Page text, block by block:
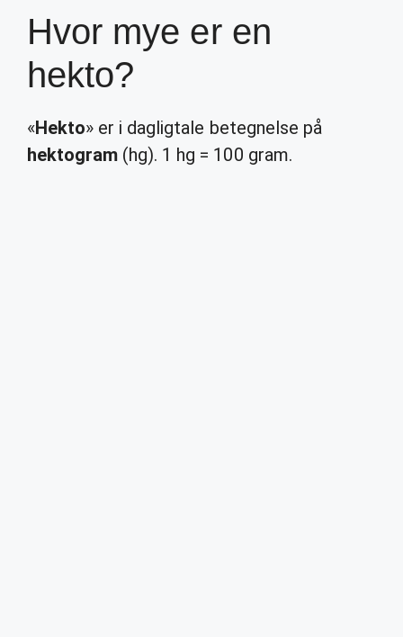
Hvor mye er en
hekto?
«Hekto» er i dagligtale betegnelse på
hektogram (hg). 1 hg = 100 gram.